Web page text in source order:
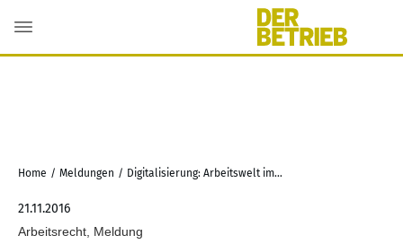
Home / Meldungen / Digitalisierung: Arbeitswelt im Wandel
21.11.2016
Arbeitsrecht, Meldung